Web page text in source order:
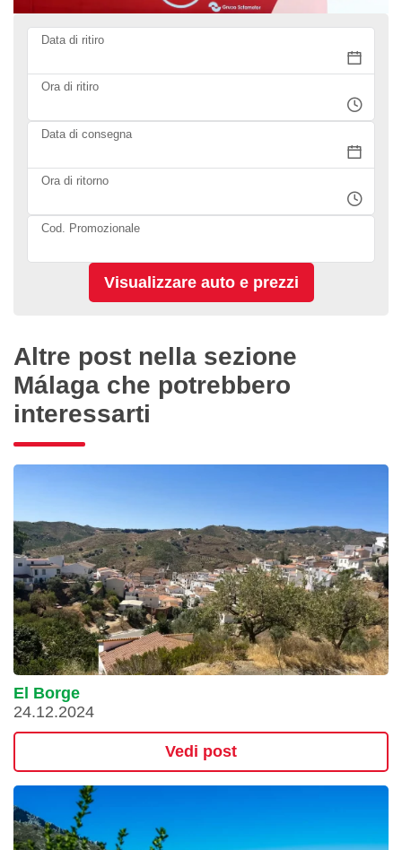
Data di ritiro
Ora di ritiro
Data di consegna
Ora di ritorno
Cod. Promozionale
Altre post nella sezione
Málaga che potrebbero
interessarti
El Borge
24.12.2024
Vedi post